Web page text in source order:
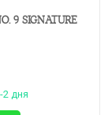
9 SIGNATURE
2 дня